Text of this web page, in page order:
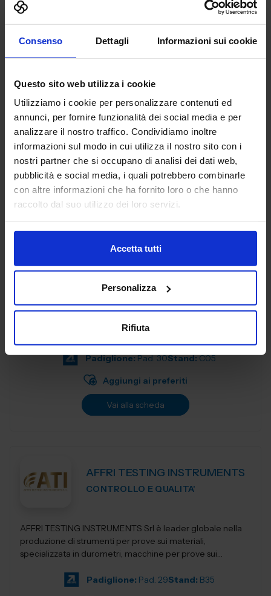
Consenso Dettagli Informazioni sui cookie
Questo sito web utilizza i cookie
Utilizziamo i cookie per personalizzare contenuti ed
annunci, per fornire funzionalità dei social media e per
analizzare il nostro traffico. Condividiamo inoltre
informazioni sul modo in cui utilizza il nostro sito con i
nostri partner che si occupano di analisi dei dati web,
pubblicità e social media, i quali potrebbero combinarle
con altre informazioni che ha fornito loro o che hanno
raccolto dal suo utilizzo dei loro servizi.
Accetta tutti
Personalizza
Rifiuta
Abp Antriebstechnik GmbH
AUTOMAZIONE E ROBOTICA
abp Antriebstechnik GmbH delivers drive solutions that
keep your machines moving—precisely, reliably, and
efficiently. We specialize in shaft couplings, encoders and
motion control components de...
Padiglione: Pad. 30 Stand: A40
ACCETTINI SRL
Padiglione:Pad. 30Stand:C05
Aggiungi ai preferiti
Vai alla scheda
AFFRI TESTING INSTRUMENTS
CONTROLLO E QUALITA'
AFFRI TESTING INSTRUMENTS Srl è leader globale nella
produzione di strumenti per prove sui materiali,
specializzata in durometri, macchine per prove sui
Padiglione: Pad. 29Stand: B35